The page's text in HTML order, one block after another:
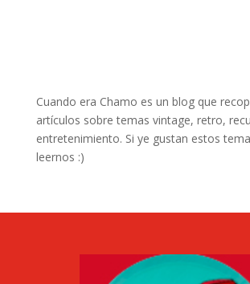
Cuando era Chamo es un blog que
artículos sobre temas vintage, retro,
entretenimiento. Si ye gustan estos
leernos :)